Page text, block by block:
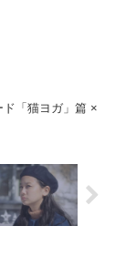
「猫ヨガ」篇 ×